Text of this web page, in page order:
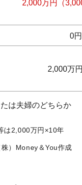
2,000万円（
0円
2,000万
は夫婦のどちらか
は2,000万円×10年
株）Money＆You作成